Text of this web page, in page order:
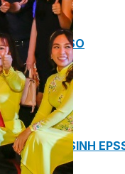
DSV EPSSO
THẢI VỆ SINH